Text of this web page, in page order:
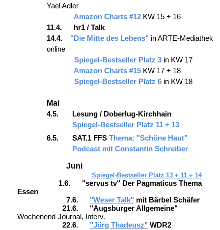
Yael Adler
Amazon Charts #12 KW 15 + 16
11.4. hr1 / Talk
14.4. "Die Mitte des Lebens" in ARTE-Mediathek
online
Spiegel-Bestseller Platz 3 in KW 17
Amazon Charts #15KW 17 + 18
Spiegel-Bestseller Platz 6 in KW 18
Mai
4.5. Lesung / Doberlug-Kirchhain
Spiegel-Bestseller Platz 11 + 13
6.5. SAT.1 FFS Thema: "Schöne Haut"
Podcast mit Constantin Schreiber
Juni
Spiegel-Bestseller Platz 13 + 11 + 14
1.6. "servus tv" Der Pagmaticus Thema
Essen
7.6. "Weser Talk" mit Bärbel Schäfer
21.6. "Augsburger Allgemeine"
Wochenend-Journal, Interv.
22.6. "Jörg Thadeusz" WDR2